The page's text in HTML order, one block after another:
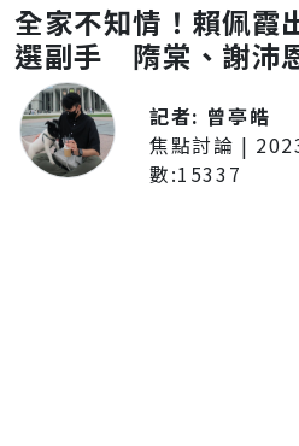
全家不知情！賴佩霞
選副手 隋棠、謝沛
記者: 曾亭皓
焦點討論 |
數:15337